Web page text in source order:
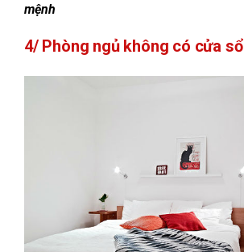
mệnh
4/ Phòng ngủ không có cửa sổ